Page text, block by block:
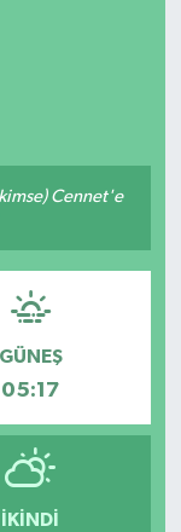
Cennet'e
GÜNEŞ
05:17
İKINDI